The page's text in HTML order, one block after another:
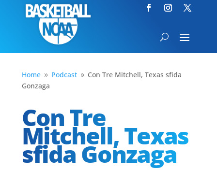
Home 9 Podcast 9 Con Tre Mitchell, Texas sfida
Gonzaga
Con Tre
Mitchell, Texas
sfida Gonzaga